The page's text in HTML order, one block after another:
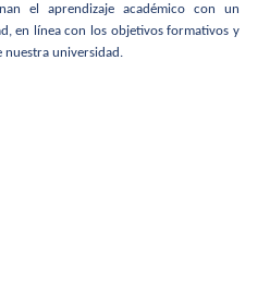
el aprendizaje académico con un
en línea con los objetivos formativos y
nuestra universidad.